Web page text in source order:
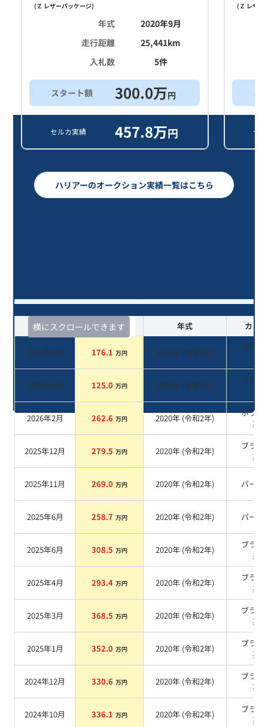
( Ｚ レザーパッケージ)
年式
2020年9月
走行距離
25,441km
入札数
5件
スタート額 300.0万円
セルカ実績 457.8万円
( Ｚ レザー
ス
セ
ハリアーのオークション実績一覧はこちら
横にスクロールできます
査定時期 セルカ実績 年式 カラー
2026年7月 176.1 万円 2020年 (令和2年)
ホワイ
系
2026年4月 125.0 万円 2020年 (令和2年)
ブラッ
系
2026年2月 262.6 万円 2020年 (令和2年)
ホワイ
系
2025年12月 279.5 万円 2020年 (令和2年)
ブラッ
系
2025年11月 269.0 万円 2020年 (令和2年) パール
2025年6月 258.7 万円 2020年 (令和2年) パール
2025年6月 308.5 万円 2020年 (令和2年)
ブラッ
系
2025年4月 293.4 万円 2020年 (令和2年)
ブラッ
系
2025年3月 368.5 万円 2020年 (令和2年)
ブラッ
系
2025年1月 352.0 万円 2020年 (令和2年)
ブラッ
系
2024年12月 330.6 万円 2020年 (令和2年)
ブラッ
系
2024年10月 336.1 万円 2020年 (令和2年)
ブラッ
系